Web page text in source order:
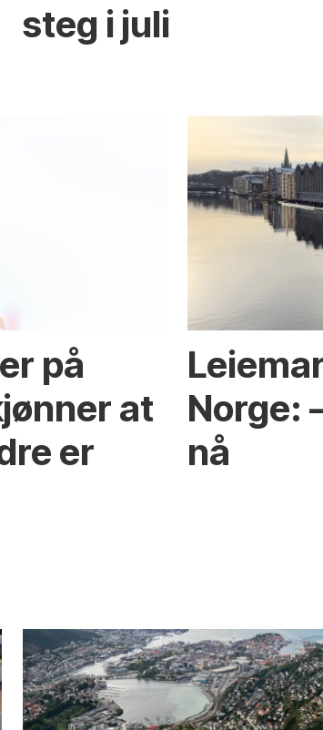
steg i juli
på
at
er
Norge:
nå